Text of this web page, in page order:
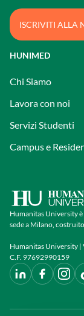
Humanitas University
sede a Milano,
Humanitas University |
C.F. 97692990159
HUNIMED
Chi Siamo
Lavora con noi
Servizi Studenti
Campus e
ISCRIVITI ALLA